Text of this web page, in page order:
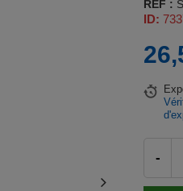
RÉF :
ID:
-